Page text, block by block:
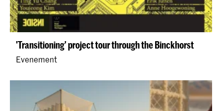
'Transitioning' project tour through the Binckhorst
Evenement